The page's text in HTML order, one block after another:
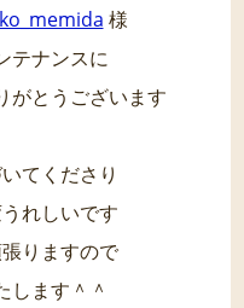
様
テナンスに
がとうございます
てくださり
れしいです
りますので
します＾＾